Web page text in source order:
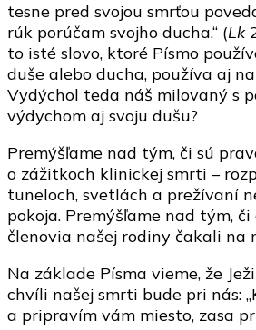
tesne pred svojou smrťou
rúk porúčam svojho ducha.“ (Lk
to isté slovo, ktoré Písmo
duše alebo ducha, používa aj
Vydýchol teda náš milovaný s
výdychom aj svoju dušu?
Premýšľame nad tým, či sú
o zážitkoch klinickej smrti –
tuneloch, svetlách a prežívaní
pokoja. Premýšľame nad tým,
členovia našej rodiny čakali na
Na základe Písma vieme, že
chvíli našej smrti bude pri nás:
a pripravím vám miesto, zasa